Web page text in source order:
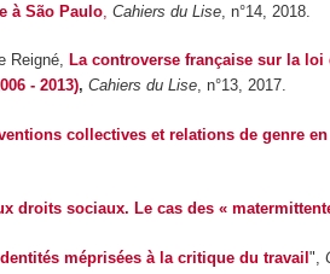
à São Paulo Cahiers du Lise , n°14, 2018.
Reigné, La controverse française sur la
- 2013), Cahiers du Lise, n°13, 2017.
collectives et relations de genre
droits sociaux. Le cas des «
méprisées à la critique du travail",